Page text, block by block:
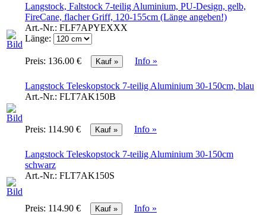
Langstock, Faltstock 7-teilig Aluminium, PU-Design, gelb,
FireCane, flacher Griff, 120-155cm (Länge angeben!)
Art.-Nr.: FLF7APYEXXX
Länge:
Preis: 136.00 € Info »
Langstock Teleskopstock 7-teilig Aluminium 30-150cm, blau
Art.-Nr.: FLT7AK150B
Preis: 114.90 € Info »
Langstock Teleskopstock 7-teilig Aluminium 30-150cm
schwarz
Art.-Nr.: FLT7AK150S
Preis: 114.90 € Info »